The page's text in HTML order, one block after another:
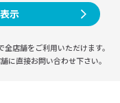
示
全店舗をご利用いただけます。
に直接お問い合わせ下さい。